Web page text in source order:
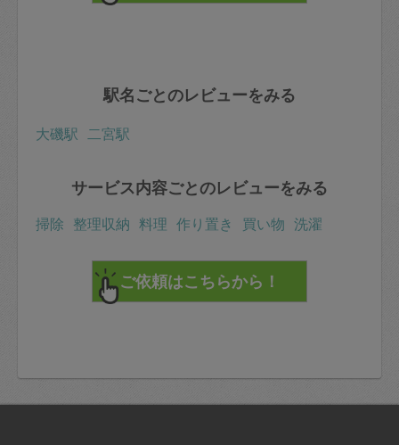
駅名ごとのレビューをみる
大磯駅 二宮駅
サービス内容ごとのレビューをみる
掃除 整理収納 料理 作り置き 買い物 洗濯